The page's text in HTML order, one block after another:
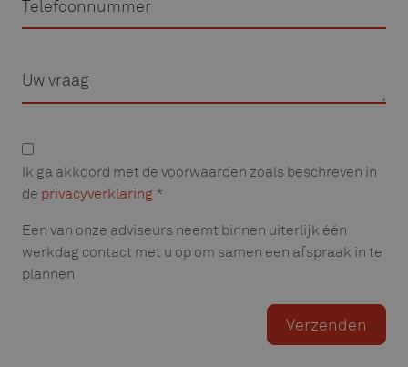
Privacyverklaring
Ik ga akkoord met de voorwaarden zoals beschreven in
de privacyverklaring *
Een van onze adviseurs neemt binnen uiterlijk één
werkdag contact met u op om samen een afspraak in te
plannen